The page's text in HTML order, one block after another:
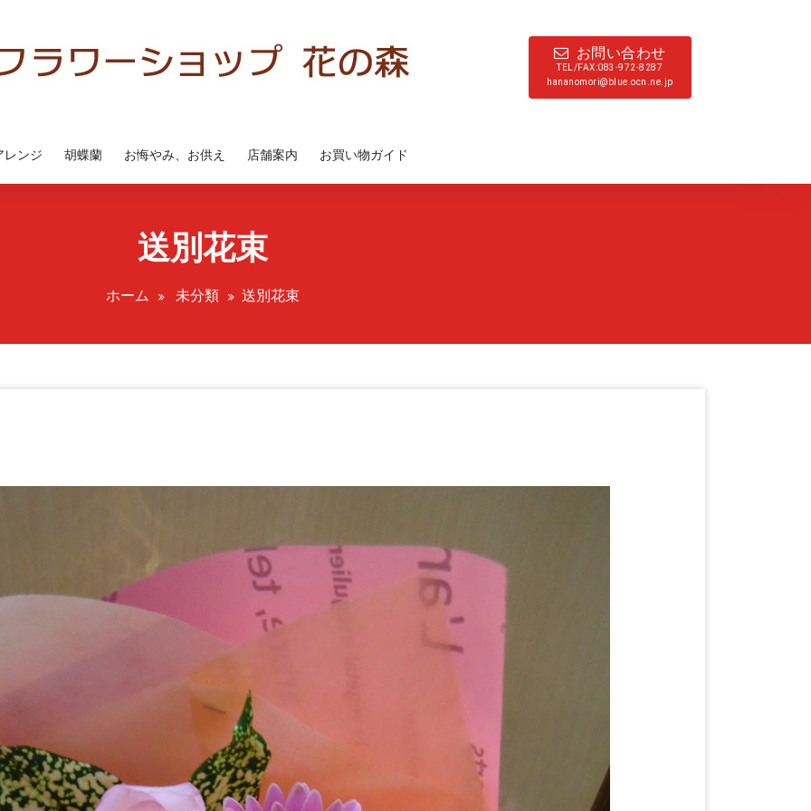
お問い合わせ
TEL/FAX:083-972-8287
hananomori@blue.ocn.ne.jp
レンジ 胡蝶蘭 お悔やみ、お供え 店舗案内 お買い物ガイド
送別花束
ホーム 未分類 送別花束